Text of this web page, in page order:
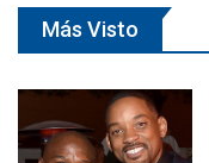
Más Visto